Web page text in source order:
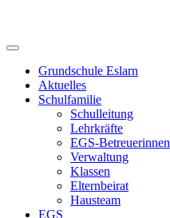
Grundschule Eslarn
Aktuelles
Schulfamilie
Schulleitung
Lehrkräfte
EGS-Betreuerinnen
Verwaltung
Klassen
Elternbeirat
Hausteam
EGS